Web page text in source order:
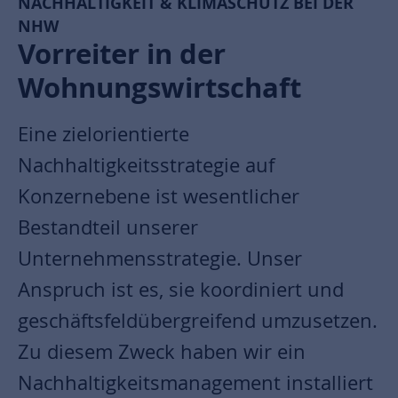
NHW
Vorreiter in der
Wohnungswirtschaft
Eine zielorientierte
Nachhaltigkeitsstrategie auf
Konzernebene ist wesentlicher
Bestandteil unserer
Unternehmensstrategie. Unser
Anspruch ist es, sie koordiniert und
geschäftsfeldübergreifend umzusetzen.
Zu diesem Zweck haben wir ein
Nachhaltigkeitsmanagement installiert